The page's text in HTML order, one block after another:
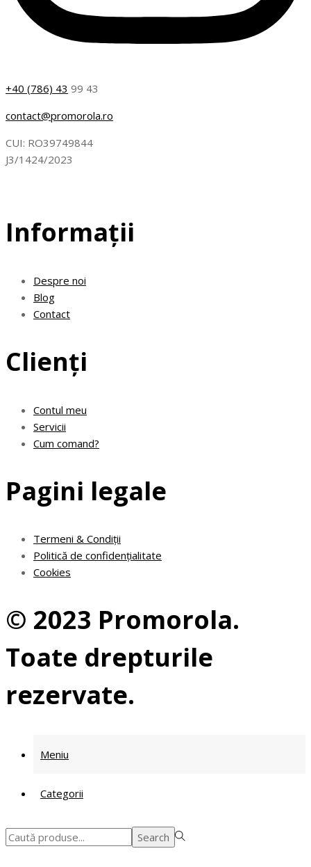
+40 (786) 43 99 43
contact@promorola.ro
CUI: RO39749844
J3/1424/2023
Informații
Despre noi
Blog
Contact
Clienți
Contul meu
Servicii
Cum comand?
Pagini legale
Termeni & Condiții
Politică de confidențialitate
Cookies
© 2023 Promorola.
Toate drepturile
rezervate.
Meniu
Categorii
Search
Search